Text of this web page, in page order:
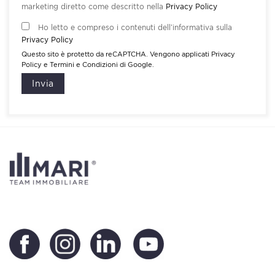
marketing diretto come descritto nella Privacy Policy
Ho letto e compreso i contenuti dell’informativa sulla
Privacy Policy
Questo sito è protetto da reCAPTCHA. Vengono applicati Privacy
Policy e Termini e Condizioni di Google.
Invia